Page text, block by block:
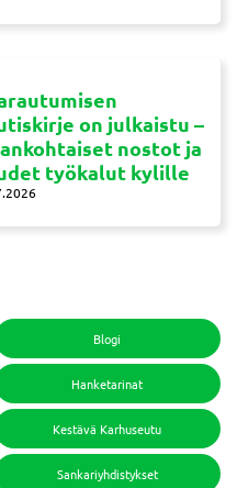
on julkaistu –
nostot ja
työkalut kylille
Blogi
Hanketarinat
Kestävä Karhuseutu
Sankariyhdistykset